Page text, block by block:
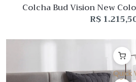
Colcha Bud Vision New
R$
Quick
Lista